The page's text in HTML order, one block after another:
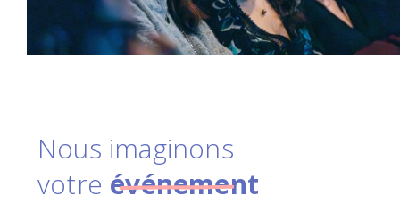
Nous imaginons
votre événement